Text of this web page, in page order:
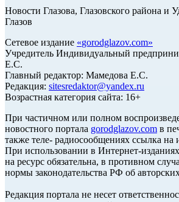
Новости Глазова, Глазовского района и
Глазов
Сетевое издание «gorodglazov.com»
Учредитель Индивидуальный
Е.С.
Главный редактор: Мамедова Е.С.
Редакция: sitesredaktor@yandex.ru
Возрастная категория сайта: 16+
При частичном или полном
новостного портала gorodglazov.com в
также теле- радиосообщениях ссылка на
При использовании в Интернет-
на ресурс обязательна, в противном
нормы законодательства РФ об
Редакция портала не несет